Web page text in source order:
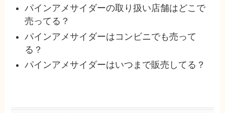
パインアメサイダーの取り扱い店舗はどこで
売ってる？
パインアメサイダーはコンビニでも売って
る？
パインアメサイダーはいつまで販売してる？